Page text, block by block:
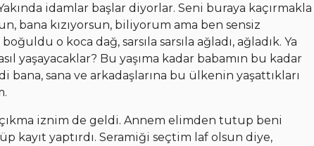
idamlar başlar diyorlar. Seni buraya kaçırmakla
bana kızıyorsun, biliyorum ama ben sensiz
o koca dağ, sarsıla sarsıla ağladı, ağladık. Ya
yaşayacaklar? Bu yaşıma kadar babamın bu kadar
sana ve arkadaşlarına bu ülkenin yaşattıkları
iznim de geldi. Annem elimden tutup beni
kayıt yaptırdı. Seramiği seçtim laf olsun diye,